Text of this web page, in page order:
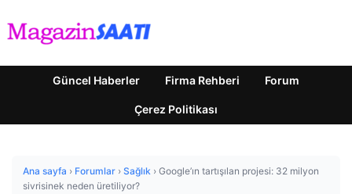
Güncel Haberler Firma Rehberi Forum
Çerez Politikası
Ana sayfa › Forumlar › Sağlık › Google’ın tartışılan projesi: 32 milyon
sivrisinek neden üretiliyor?